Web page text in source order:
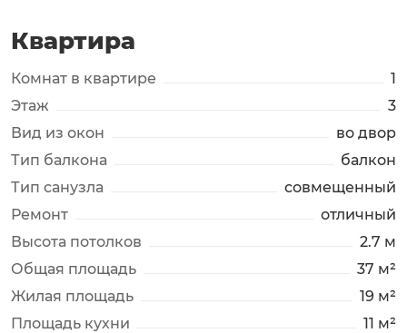
Квартира
Комнат в квартире
1
Этаж
3
Вид из окон
во двор
Тип балкона
балкон
Тип санузла
совмещенный
Ремонт
отличный
Высота потолков
2.7 м
Общая площадь
37 м²
Жилая площадь
19 м²
Площадь кухни
11 м²